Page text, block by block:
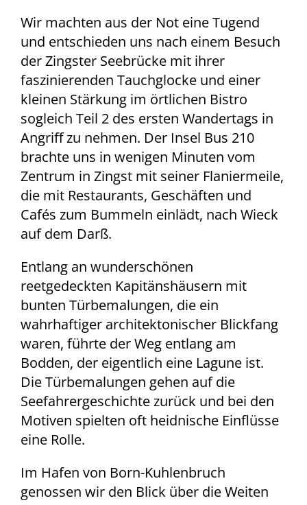
Wir machten aus der Not eine Tugend
und entschieden uns nach einem Besuch
der Zingster Seebrücke mit ihrer
faszinierenden Tauchglocke und einer
kleinen Stärkung im örtlichen Bistro
sogleich Teil 2 des ersten Wandertags in
Angriff zu nehmen. Der Insel Bus 210
brachte uns in wenigen Minuten vom
Zentrum in Zingst mit seiner Flaniermeile,
die mit Restaurants, Geschäften und
Cafés zum Bummeln einlädt, nach Wieck
auf dem Darß.
Entlang an wunderschönen
reetgedeckten Kapitänshäusern mit
bunten Türbemalungen, die ein
wahrhaftiger architektonischer Blickfang
waren, führte der Weg entlang am
Bodden, der eigentlich eine Lagune ist.
Die Türbemalungen gehen auf die
Seefahrergeschichte zurück und bei den
Motiven spielten oft heidnische Einflüsse
eine Rolle.
Im Hafen von Born-Kuhlenbruch
genossen wir den Blick über die Weiten